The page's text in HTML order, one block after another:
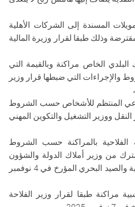
المسندة إلى الشركات الأهلية
وذلك طبقا لقرار وزيرة المالية
البلدي الخاص مراكنة وبالقيمة التي
والإجراءات التي ضبطها قرار وزير
المنتظم للأشخاص حسب الشروط
ووزير التشغيل والتكوين المهني
الفلاحية بالمراكنة حسب الشروط
من وزير أملاك الدولة والشؤون
البحري المؤرخ في 4 نوفمبر
مراكنة طبقا لقرار وزير الفلاحة